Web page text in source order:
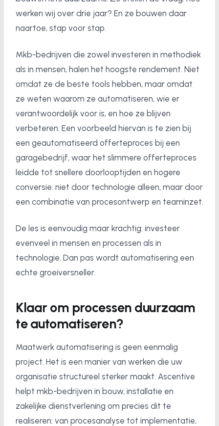
werken wij over drie jaar? En ze bouwen daar
naartoe, stap voor stap.
Mkb-bedrijven die zowel investeren in methodiek
als in mensen, halen het hoogste rendement. Niet
omdat ze de beste tools hebben, maar omdat
ze weten waarom ze automatiseren, wie er
verantwoordelijk voor is, en hoe ze blijven
verbeteren. Een voorbeeld hiervan is te zien bij
een geautomatiseerd offerteproces bij een
garagebedrijf, waar het slimmere offerteproces
leidde tot snellere doorlooptijden en hogere
conversie: niet door technologie alleen, maar door
een combinatie van procesontwerp en teaminzet.
De les is eenvoudig maar krachtig: investeer
evenveel in mensen en processen als in
technologie. Dan pas wordt automatisering een
echte groeiversneller.
Klaar om processen duurzaam
te automatiseren?
Maatwerk automatisering is geen eenmalig
project. Het is een manier van werken die uw
organisatie structureel sterker maakt. Ascentive
helpt mkb-bedrijven in bouw, installatie en
zakelijke dienstverlening om precies dit te
realiseren: van procesanalyse tot implementatie,